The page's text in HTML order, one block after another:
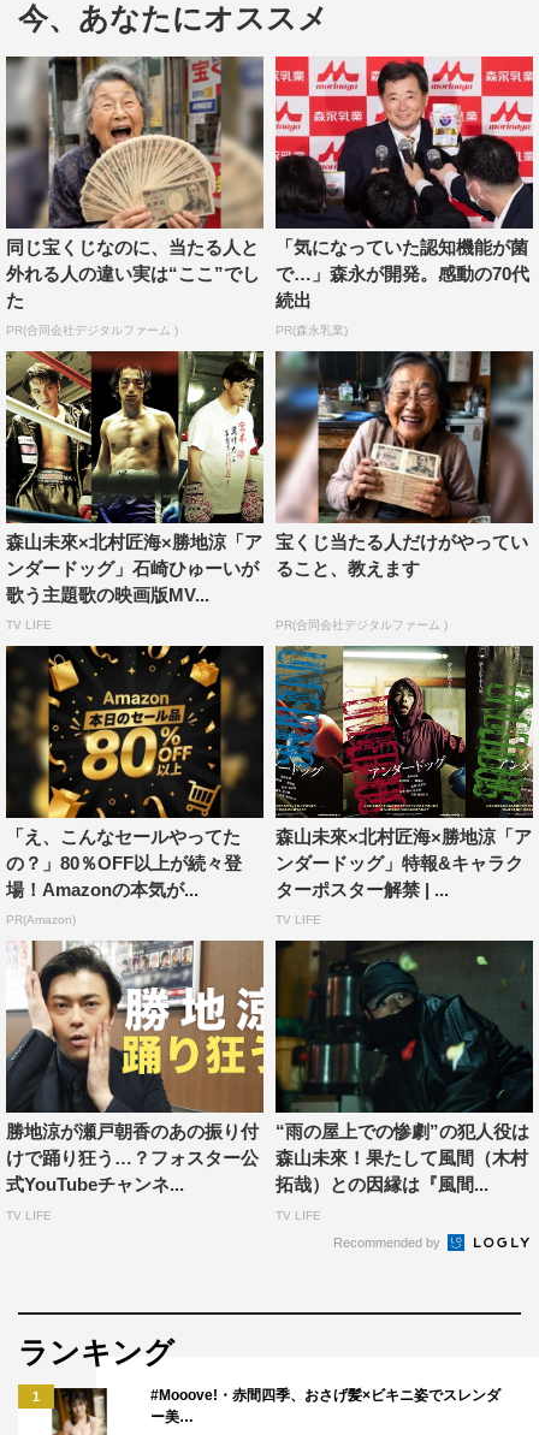
第33回東京国際映画祭（10月31日（土）～11月9日（月）
開催）のオープニング作品が、森山未來主演の映画「アン
ダードッグ」に決定した。
今回、第33回東京国際映画祭は、「映画を観る喜びを再認
識し、映画の未来への希望の光を灯す」「映画を通じて国
際的な連帯を強める」「コロナ後の映像文化についての考
察を深める」という目的を掲げ、映画館でのフィジカルな
上映を基本として実施することが決定した。
オープニング作品は、森山未來主演の「アンダードッグ」
に決定。スターダムに駆け上がっていく選手たちの陰
で“咬ませ犬”として踏み台にされ、はい上がろうともがく
崖っぷちボクサー・晃を森山が演じ、過去に秘密を持つ若
手ボクサー・龍太を北村匠海、テレビ番組の企画でボクシ
ングの試合に挑む芸人ボクサー・宮木を勝地涼が演じてい
る。
監督は、Netflix の配信ドラマ「全裸監督」の総監督を務め
た武正晴。原作・脚本は「百円の恋」で日本アカデミー賞
最優秀脚本賞を受賞した足立紳。「百円の恋」の製作陣が
再集結し、武監督が6年ぶりにボクシングを題材にした作
品へ挑む。
また、本作は「観客賞」の対象となる「TOKYOプレミア
2020」作品としても上映。「観客賞」は、11月9日（月）
TOHOシネマズ六本木で開催されるクロージングセレモニ
ント
今、あなたにオススメ
同じ宝くじなのに、当たる人と
外れる人の違い実は“ここ”でし
た
PR(合同会社デジタルファーム )
「気になっていた認知機能が菌
で…」森永が開発。感動の70代
続出
PR(森永乳業)
森山未來×北村匠海×勝地涼「ア
ンダードッグ」石崎ひゅーいが
歌う主題歌の映画版MV...
TV LIFE
宝くじ当たる人だけがやってい
ること、教えます
PR(合同会社デジタルファーム )
「え、こんなセールやってた
の？」80％OFF以上が続々登
場！Amazonの本気が...
PR(Amazon)
森山未來×北村匠海×勝地涼「ア
ンダードッグ」特報&キャラク
ターポスター解禁 | ...
TV LIFE
勝地涼が瀬戸朝香のあの振り付
けで踊り狂う…？フォスター公
式YouTubeチャンネ...
TV LIFE
“雨の屋上での惨劇”の犯人役は
森山未來！果たして風間（木村
拓哉）との因縁は『風間...
TV LIFE
Recommended by
ランキング
1
#Mooove!・赤間四季、おさげ髪×ビキニ姿でスレンダ
ー美…